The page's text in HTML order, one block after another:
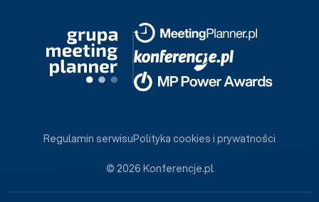
© 2026 Konferencje.pl
Regulamin serwisuPolityka cookies i prywatności